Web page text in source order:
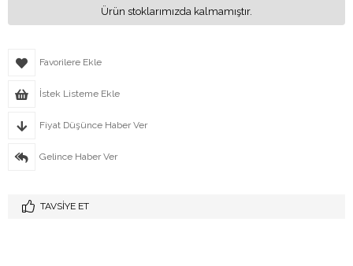
Ürün stoklarımızda kalmamıştır.
Favorilere Ekle
İstek Listeme Ekle
Fiyat Düşünce Haber Ver
Gelince Haber Ver
TAVSIYE ET